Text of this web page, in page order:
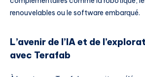
renouvelables ou le software embarqué.
L’avenir de l’IA et de
avec Terafab